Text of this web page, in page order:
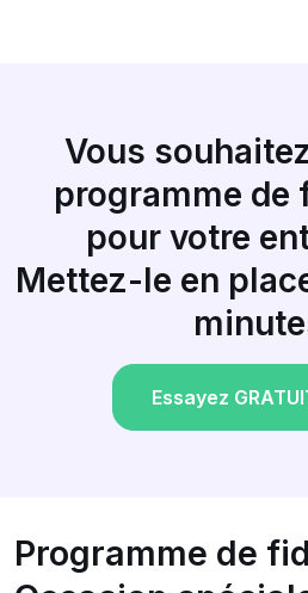
Vous
programme de
pour votre
Mettez-le en
Essayez
Programme de